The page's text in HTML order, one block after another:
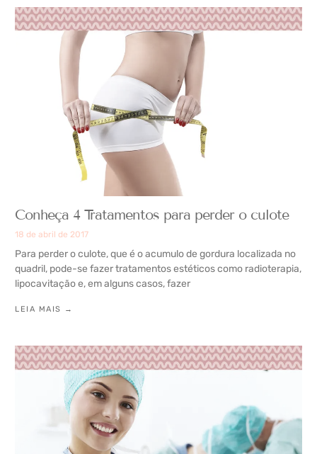
Conheça 4 Tratamentos para perder o culote
18 de abril de 2017
Para perder o culote, que é o acumulo de gordura localizada no
quadril, pode-se fazer tratamentos estéticos como radioterapia,
lipocavitação e, em alguns casos, fazer
LEIA MAIS →